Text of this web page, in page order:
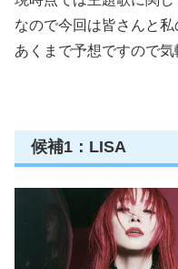
なので今回は皆さんと私
あくまで予想ですので気
候補1：LISA